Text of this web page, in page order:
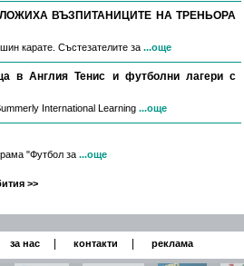
ВЪЗПИТАНИЦИТЕ НА ТРЕНЬОРА
карате. Състезателите за ...още
в Англия Тенис и футболни лагери с
International Learning ...още
"Футбол за ...още
>>
за нас контакти реклама